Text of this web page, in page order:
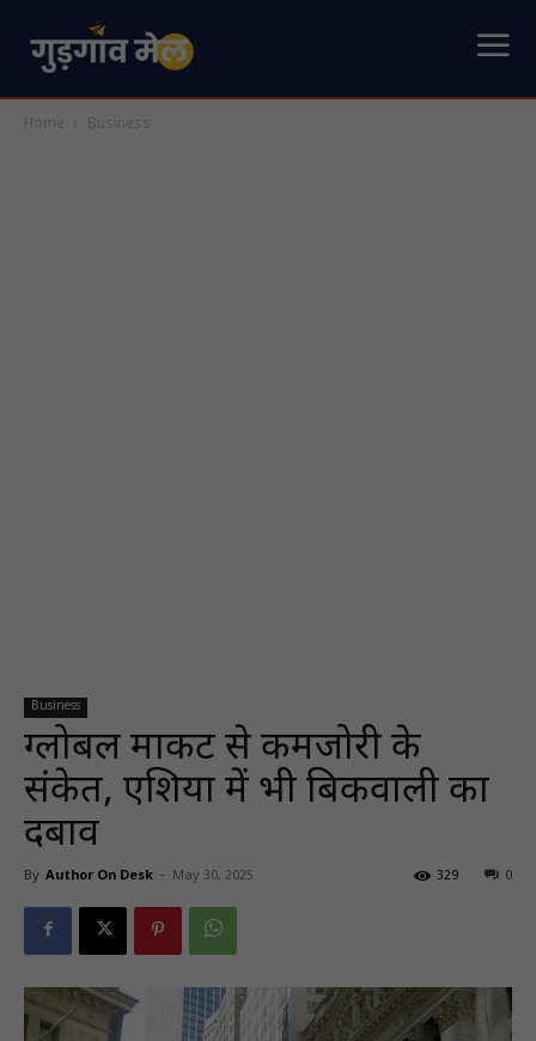
Home Business
Business
ग्लोबल मार्केट से कमजोरी के
संकेत, एशिया में भी बिकवाली का
दबाव
By Author On Desk - May 30, 2025 0
329